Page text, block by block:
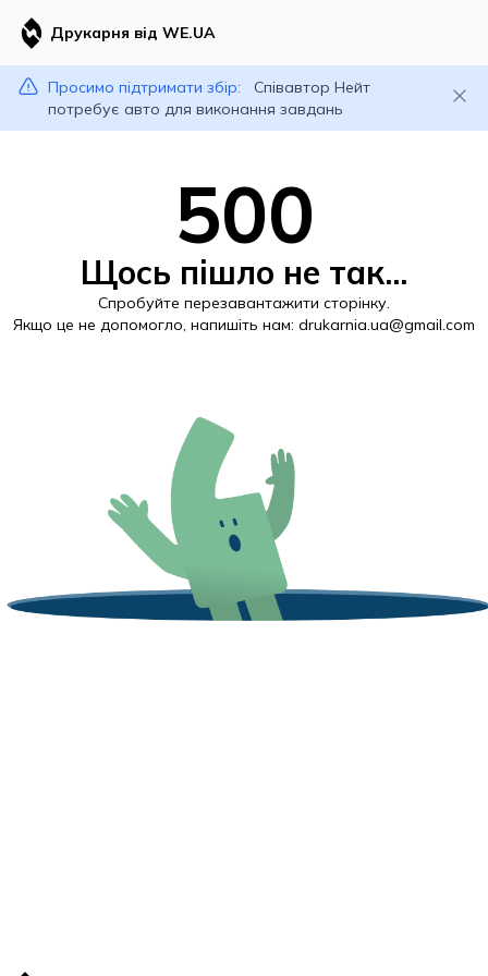
Друкарня від WE.UA
Просимо підтримати збір:
Співавтор Нейт
потребує авто для виконання завдань
500
Щось пішло не так...
Спробуйте перезавантажити сторінку.
Якщо це не допомогло, напишіть нам: drukarnia.ua@gmail.com